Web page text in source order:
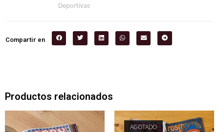
Deportivas
Compartir en
Productos relacionados
AGOTADO